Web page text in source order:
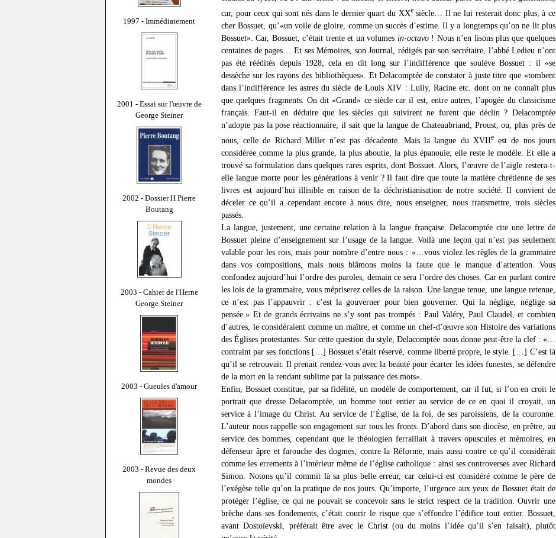
1997 - Immédiatement
2001 - Essai sur l'œuvre de
George Steiner
2002 - Dossier H Pierre
Boutang
2003 - Cahier de l'Herne
George Steiner
2003 - Gueules d'amour
2003 - Revue des deux
mondes
car, pour ceux qui sont nés dans le dernier quart du XXesiècle… Il ne lui resterait donc plus, à ce
cher Bossuet, qu’«un voile de gloire, comme un succès d’estime. Il y a longtemps qu’on ne lit plus
Bossuet». Car, Bossuet, c’était trente et un volumes in-octavo! Nous n’en lisons plus que quelques
centaines de pages… Et ses Mémoires, son Journal, rédigés par son secrétaire, l’abbé Ledieu n’ont
pas été réédités depuis 1928; cela en dit long sur l’indifférence que soulève Bossuet : il «se
dessèche sur les rayons des bibliothèques». Et Delacomptée de constater à juste titre que «tombent
dans l’indifférence les astres du siècle de Louis XIV : Lully, Racine etc. dont on ne connaît plus
que quelques fragments. On dit «Grand» ce siècle car il est, entre autres, l’apogée du classicisme
français. Faut-il en déduire que les siècles qui suivirent ne furent que déclin ? Delacomptée
n’adopte pas la pose réactionnaire; il sait que la langue de Chateaubriand, Proust, ou, plus près de
nous, celle de Richard Millet n’est pas décadente. Mais la langue du XVIIeest de nos jours
considérée comme la plus grande, la plus aboutie, la plus épanouie; elle reste le modèle. Et elle a
trouvé sa formulation dans quelques rares esprits, dont Bossuet. Alors, l’œuvre de l’aigle restera-t-
elle langue morte pour les générations à venir ? Il faut dire que toute la matière chrétienne de ses
livres est aujourd’hui illisible en raison de la déchristianisation de notre société. Il convient de
déceler ce qu’il a cependant encore à nous dire, nous enseigner, nous transmettre, trois siècles
passés.
La langue, justement, une certaine relation à la langue française. Delacomptée cite une lettre de
Bossuet pleine d’enseignement sur l’usage de la langue. Voilà une leçon qui n’est pas seulement
valable pour les rois, mais pour nombre d’entre nous : «…vous violez les règles de la grammaire
dans vos compositions, mais nous blâmons moins la faute que le manque d’attention. Vous
confondez aujourd’hui l’ordre des paroles, demain ce sera l’ordre des choses. Car en parlant contre
les lois de la grammaire, vous mépriserez celles de la raison. Une langue tenue, une langue retenue,
ce n’est pas l’appauvrir : c’est la gouverner pour bien gouverner. Qui la néglige, néglige sa
pensée.» Et de grands écrivains ne s’y sont pas trompés : Paul Valéry, Paul Claudel, et combien
d’autres, le considéraient comme un maître, et comme un chef-d’œuvre son Histoire des variations
des Églises protestantes. Sur cette question du style, Delacomptée nous donne peut-être la clef : «…
contraint par ses fonctions […] Bossuet s’était réservé, comme liberté propre, le style. […] C’est là
qu’il se retrouvait. Il prenait rendez-vous avec la beauté pour écarter les idées funestes, se défendre
de la mort en la rendant sublime par la puissance des mots».
Enfin, Bossuet constitue, par sa fidélité, un modèle de comportement, car il fut, si l’on en croit le
portrait que dresse Delacomptée, un homme tout entier au service de ce en quoi il croyait, un
service à l’image du Christ. Au service de l’Église, de la foi, de ses paroissiens, de la couronne.
L’auteur nous rappelle son engagement sur tous les fronts. D’abord dans son diocèse, en prêtre, au
service des hommes, cependant que le théologien ferraillait à travers opuscules et mémoires, en
défenseur âpre et farouche des dogmes, contre la Réforme, mais aussi contre ce qu’il considérait
comme les errements à l’intérieur même de l’église catholique : ainsi ses controverses avec Richard
Simon. Notons qu’il commit là sa plus belle erreur, car celui-ci est considéré comme le père de
l’exégèse telle qu’on la pratique de nos jours. Qu’importe, l’urgence aux yeux de Bossuet était de
protéger l’église, ce qui ne pouvait se concevoir sans le strict respect de la tradition. Ouvrir une
brèche dans ses fondements, c’était courir le risque que s’effondre l’édifice tout entier. Bossuet,
avant Dostoïevski, préférait être avec le Christ (ou du moins l’idée qu’il s’en faisait), plutôt